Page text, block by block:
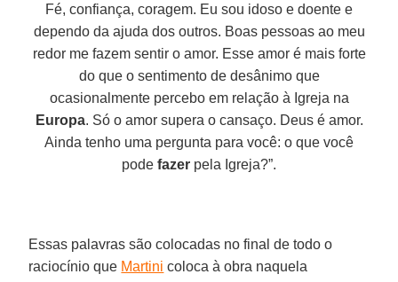
Fé, confiança, coragem. Eu sou idoso e doente e
dependo da ajuda dos outros. Boas pessoas ao meu
redor me fazem sentir o amor. Esse amor é mais forte
do que o sentimento de desânimo que
ocasionalmente percebo em relação à Igreja na
Europa. Só o amor supera o cansaço. Deus é amor.
Ainda tenho uma pergunta para você: o que você
pode fazer pela Igreja?”.
Essas palavras são colocadas no final de todo o
raciocínio que Martini coloca à obra naquela